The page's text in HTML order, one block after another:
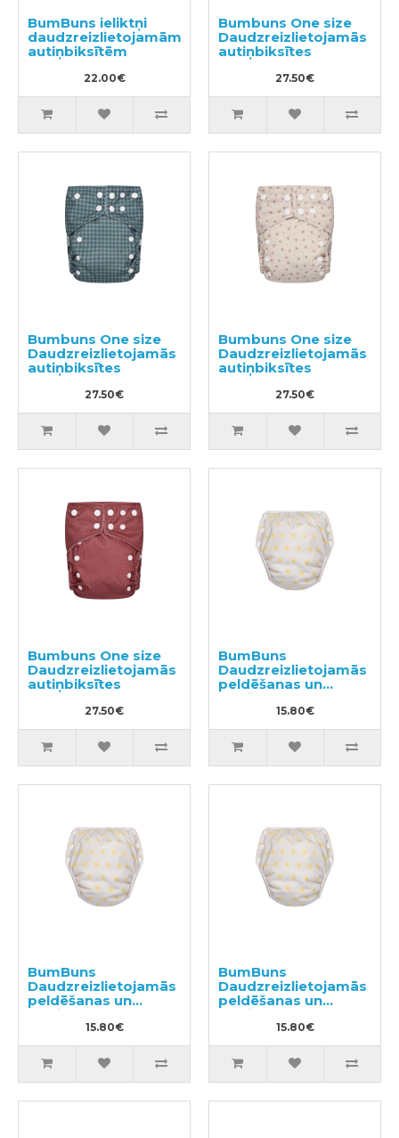
BumBuns ieliktņi
daudzreizlietojamām
autiņbiksītēm
22.00€
Bumbuns One size
Daudzreizlietojamās
autiņbiksītes
27.50€
Bumbuns One size
Daudzreizlietojamās
autiņbiksītes
27.50€
Bumbuns One size
Daudzreizlietojamās
autiņbiksītes
27.50€
Bumbuns One size
Daudzreizlietojamās
autiņbiksītes
27.50€
BumBuns
Daudzreizlietojamās
peldēšanas un
podiņmācību
autiņbiksīte S 8–11kg
15.80€
BumBuns
Daudzreizlietojamās
peldēšanas un
podiņmācību
autiņbiksīte M 11–15
kg
15.80€
BumBuns
Daudzreizlietojamās
peldēšanas un
podiņmācību
autiņbiksīte L 14–
20kg
15.80€